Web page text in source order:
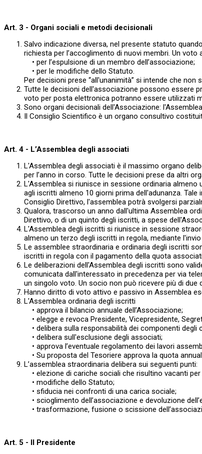
Art. 3 - Organi sociali e metodi decisionali
Salvo indicazione diversa, nel presente statuto
richiesta per l’accoglimento di nuovi membri. Un
• per l’espulsione di un membro dell’associazione;
• per le modifiche dello Statuto.
Per decisioni prese “all'unanimità” si intende che
Tutte le decisioni dell'associazione possono essere
voto per posta elettronica potranno essere utilizzati
Sono organi decisionali dell'Associazione:
Il Consiglio Scientifico è un organo consultivo
Art. 4 - L’Assemblea degli associati
L'Assemblea degli associati è il massimo organo
per l’anno in corso. Tutte le decisioni prese da altri
L'Assemblea si riunisce in sessione ordinaria almeno
agli iscritti almeno 10 giorni prima dell'adunanza.
Consiglio Direttivo, l'assemblea potrà svolgersi
Qualora, trascorso un anno dall'ultima Assemblea
Direttivo, o di un quinto degli iscritti, a spese
L'Assemblea degli iscritti si riunisce in sessione
almeno un terzo degli iscritti in regola, mediante
Le assemblee straordinaria e ordinaria degli iscritti
iscritti in regola con il pagamento della quota
Le deliberazioni dell'Assemblea degli iscritti sono
comunicata dall'interessato in precedenza per via
un singolo voto. Un socio non può ricevere più di due
Hanno diritto di voto attivo e passivo in Assemblea
L'Assemblea ordinaria degli iscritti
• approva il bilancio annuale dell’Associazione;
• elegge e revoca Presidente, Vicepresidente,
• delibera sulla responsabilità dei componenti
• delibera sull'esclusione degli associati;
• approva l’eventuale regolamento dei lavori
• Su proposta del Tesoriere approva la quota
L’assemblea straordinaria delibera sui seguenti punti:
• elezione di cariche sociali che risultino vacanti
• modifiche dello Statuto;
• sfiducia nei confronti di una carica sociale;
• scioglimento dell’associazione e devoluzione
• trasformazione, fusione o scissione
Art. 5 - Il Presidente